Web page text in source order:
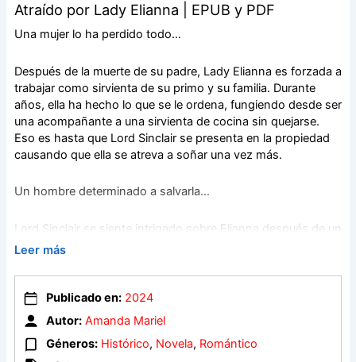
Atraído por Lady Elianna | EPUB y PDF
Una mujer lo ha perdido todo…
Después de la muerte de su padre, Lady Elianna es forzada a
trabajar como sirvienta de su primo y su familia. Durante
años, ella ha hecho lo que se le ordena, fungiendo desde ser
una acompañante a una sirvienta de cocina sin quejarse.
Eso es hasta que Lord Sinclair se presenta en la propiedad
causando que ella se atreva a soñar una vez más.
Un hombre determinado a salvarla…
Lord Sinclair se siente intrigado sobre Elianna después de un
breve encuentro en Hyde Park. Él está convencido de que la
sus secretos. Cuando la persona a la que Lady Elianna
acompaña, lo invita a una fiesta en su propiedad, él acepta.
Leer más
Publicado en: 2024
Autor: Amanda Mariel
Géneros: Histórico, Novela, Romántico